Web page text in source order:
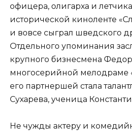
офицера, олигарха и
исторической киноленте
и вовсе сыграл шведского
Отдельного упоминания
крупного бизнесмена
многосерийной мелодраме
его партнершей стала
Сухарева, ученица
Не чужды актеру и